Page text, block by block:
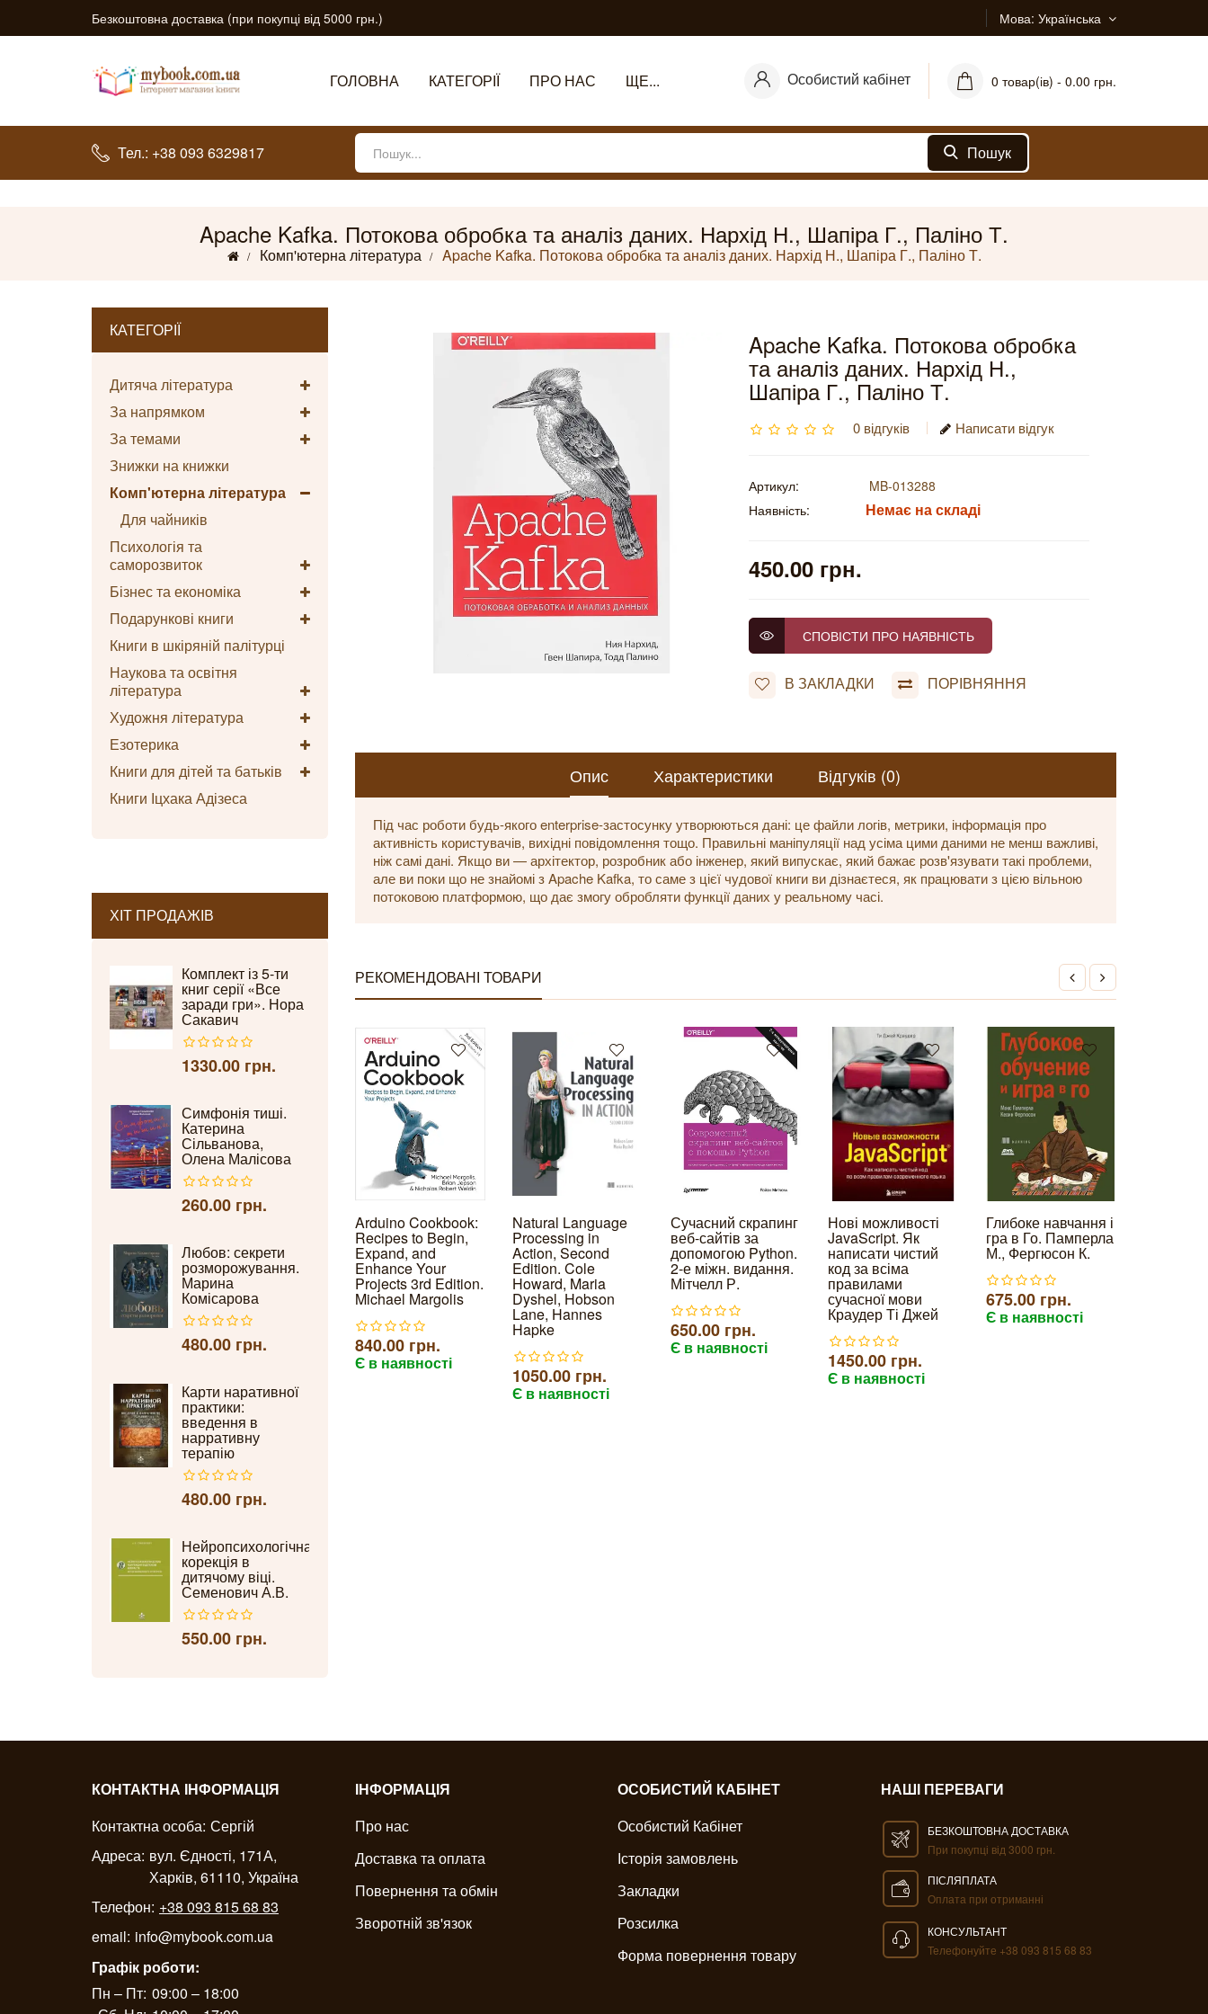
Безкоштовна доставка (при покупці від 5000 грн.) Мова Українська
ГОЛОВНА КАТЕГОРІЇ ПРО НАС ЩЕ... Особистий кабінет 0 товар(ів) - 0.00 грн.
Тел.: +38 093 6329817 Пошук
Apache Kafka. Потокова обробка та аналіз даних. Нархід Н., Шапіра Г., Паліно Т.
Комп'ютерна література Apache Kafka. Потокова обробка та аналіз даних. Нархід Н., Шапіра Г., Паліно Т.
КАТЕГОРІЇ
Дитяча література
За напрямком
За темами
Знижки на книжки
Комп'ютерна література
Для чайників
Психологія та
саморозвиток
Бізнес та економіка
Подарункові книги
Книги в шкіряній палітурці
Наукова та освітня
література
Художня література
Езотерика
Книги для дітей та батьків
Книги Іцхака Адізеса
ХІТ ПРОДАЖІВ
Комплект із 5-ти
книг серії «Все
заради гри». Нора
Сакавич
1330.00 грн.
Симфонія тиші.
Катерина
Сільванова,
Олена Малісова
260.00 грн.
Любов: секрети
розморожування.
Марина
Комісарова
480.00 грн.
Карти наративної
практики:
введення в
нарративну
терапію
480.00 грн.
Нейропсихологічна
корекція в
дитячому віці.
Семенович А.В.
550.00 грн.
Apache Kafka. Потокова обробка
та аналіз даних. Нархід Н.,
Шапіра Г., Паліно Т.
0 відгуків Написати відгук
Артикул:
MB-013288
Наявність:
Немає на складі
450.00 грн.
СПОВІСТИ ПРО НАЯВНІСТЬ
В ЗАКЛАДКИ ПОРІВНЯННЯ
Опис Характеристики Відгуків (0)
Під час роботи будь-якого enterprise-застосунку утворюються дані: це файли логів, метрики, інформація про
активність користувачів, вихідні повідомлення тощо. Правильні маніпуляції над усіма цими даними не менш важливі,
ніж самі дані. Якщо ви — архітектор, розробник або інженер, який випускає, який бажає розв'язувати такі проблеми,
але ви поки що не знайомі з Apache Kafka, то саме з цієї чудової книги ви дізнаєтеся, як працювати з цією вільною
потоковою платформою, що дає змогу обробляти функції даних у реальному часі.
РЕКОМЕНДОВАНІ ТОВАРИ
Arduino Cookbook:
Recipes to Begin,
Expand, and
Enhance Your
Projects 3rd Edition.
Michael Margolis
840.00 грн.
Є в наявності
Natural Language
Processing in
Action, Second
Edition. Cole
Howard, Maria
Dyshel, Hobson
Lane, Hannes
Hapke
1050.00 грн.
Є в наявності
Сучасний скрапинг
веб-сайтів за
допомогою Python.
2-е міжн. видання.
Мітчелл Р.
650.00 грн.
Є в наявності
Нові можливості
JavaScript. Як
написати чистий
код за всіма
правилами
сучасної мови
Краудер Ті Джей
1450.00 грн.
Є в наявності
Глибоке навчання і
гра в Го. Памперла
М., Фергюсон К.
675.00 грн.
Є в наявності
КОНТАКТНА ІНФОРМАЦІЯ
Контактна особа: Сергій
Адреса: вул. Єдності, 171А,
Харків, 61110, Україна
Телефон: +38 093 815 68 83
email: info@mybook.com.ua
Графік роботи:
Пн – Пт: 09:00 – 18:00
ІНФОРМАЦІЯ
Про нас
Доставка та оплата
Повернення та обмін
Зворотній зв'язок
ОСОБИСТИЙ КАБІНЕТ
Особистий Кабінет
Історія замовлень
Закладки
Розсилка
Форма повернення товару
НАШІ ПЕРЕВАГИ
БЕЗКОШТОВНА ДОСТАВКА
При покупці від 3000 грн.
ПІСЛЯПЛАТА
Оплата при отриманні
КОНСУЛЬТАНТ
Телефонуйте +38 093 815 68 83